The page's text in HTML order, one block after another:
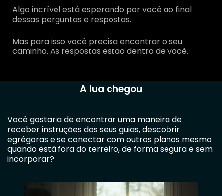
Algo incrível está esperando por você ao final
dessas perguntas e respostas.
Mas para isso você precisa encontrar o seu
caminho. As respostas estão dentro de você.
A lua chegou
Você gostaria de encontrar uma maneira de
receber instruções dos seus guias, descobrir
egrégoras e se conectar com outros planos mesmo
quando está fora do terreiro, de forma segura e sem
incorporar?